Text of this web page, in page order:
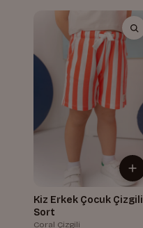
Kiz Erkek Çocuk Çizgili
Sort
Coral Çizgili